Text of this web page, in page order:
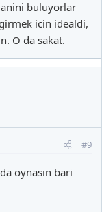
buluyorlar
icin idealdi,
O da sakat.
#9
oynasın bari